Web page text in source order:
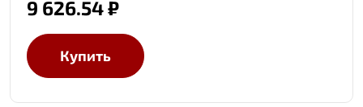
9 626.54 ₽
Купить